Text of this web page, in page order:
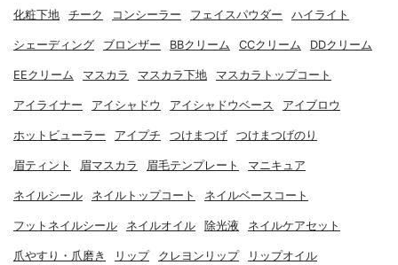
化粧下地 チーク コンシーラー フェイスパウダー ハイライト
シェーディング ブロンザー BBクリーム CCクリーム DDクリーム
EEクリーム マスカラ マスカラ下地 マスカラトップコート
アイライナー アイシャドウ アイシャドウベース アイブロウ
ホットビューラー アイプチ つけまつげ つけまつげのり
眉ティント 眉マスカラ 眉毛テンプレート マニキュア
ネイルシール ネイルトップコート ネイルベースコート
フットネイルシール ネイルオイル 除光液 ネイルケアセット
爪やすり・爪磨き リップ クレヨンリップ リップオイル